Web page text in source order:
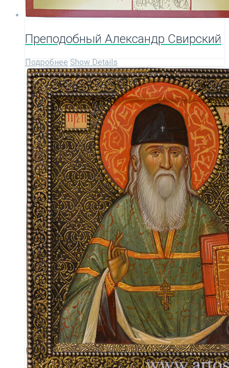
Преподобный Александр Свирский
Подробнее Show Details